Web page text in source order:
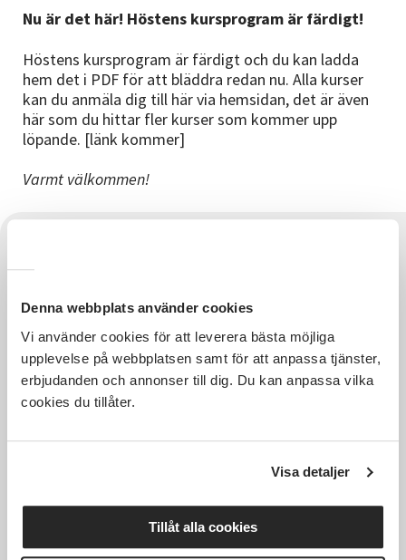
Denna webbplats använder cookies
Vi använder cookies för att leverera bästa möjliga
upplevelse på webbplatsen samt för att anpassa tjänster,
erbjudanden och annonser till dig. Du kan anpassa vilka
cookies du tillåter.
Visa detaljer
Tillåt alla cookies
Nyheter
Avdelningar
Lyssna
Nu är det här! Höstens kursprogram är färdigt!
Höstens kursprogram är färdigt och du kan ladda
hem det i PDF för att bläddra redan nu. Alla kurser
kan du anmäla dig till här via hemsidan, det är även
här som du hittar fler kurser som kommer upp
löpande. [länk kommer]
Varmt välkommen!
Hela Sveriges studieförbund - Vi är en central
Utforska Om webbplatsen